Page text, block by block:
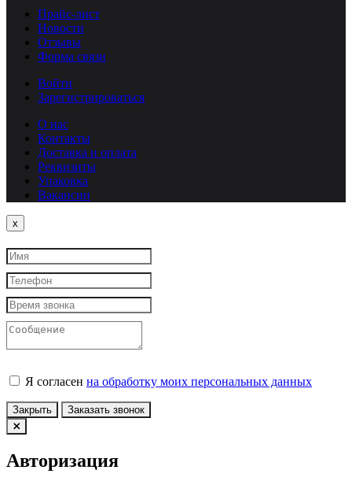
Прайс-лист
Новости
Отзывы
Форма связи
Войти
Зарегистрироваться
О нас
Контакты
Доставка и оплата
Реквизиты
Упаковка
Вакансии
x
Я согласен на обработку моих персональных данных
Закрыть Заказать звонок
Авторизация